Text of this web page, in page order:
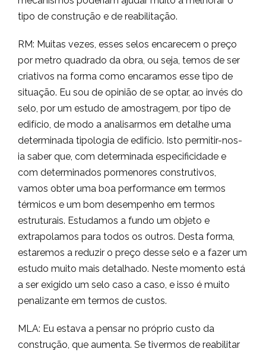
tipo de construção e de reabilitação.
RM: Muitas vezes, esses selos encarecem o preço
por metro quadrado da obra, ou seja, temos de ser
criativos na forma como encaramos esse tipo de
situação. Eu sou de opinião de se optar, ao invés do
selo, por um estudo de amostragem, por tipo de
edifício, de modo a analisarmos em detalhe uma
determinada tipologia de edifício. Isto permitir-nos-
ia saber que, com determinada especificidade e
com determinados pormenores construtivos,
vamos obter uma boa performance em termos
térmicos e um bom desempenho em termos
estruturais. Estudamos a fundo um objeto e
extrapolamos para todos os outros. Desta forma,
estaremos a reduzir o preço desse selo e a fazer um
estudo muito mais detalhado. Neste momento está
a ser exigido um selo caso a caso, e isso é muito
penalizante em termos de custos.
MLA: Eu estava a pensar no próprio custo da
construção, que aumenta. Se tivermos de reabilitar